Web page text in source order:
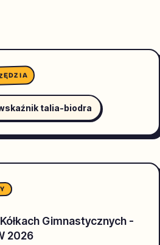
talia-biodra
Gimnastycznych -
2026